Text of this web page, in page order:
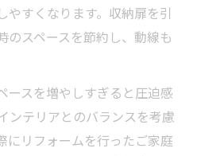
すくなります。収納扉を引
のスペースを節約し、動線も
ースを増やしすぎると圧迫感
ンテリアとのバランスを考慮
にリフォームを行ったご家庭